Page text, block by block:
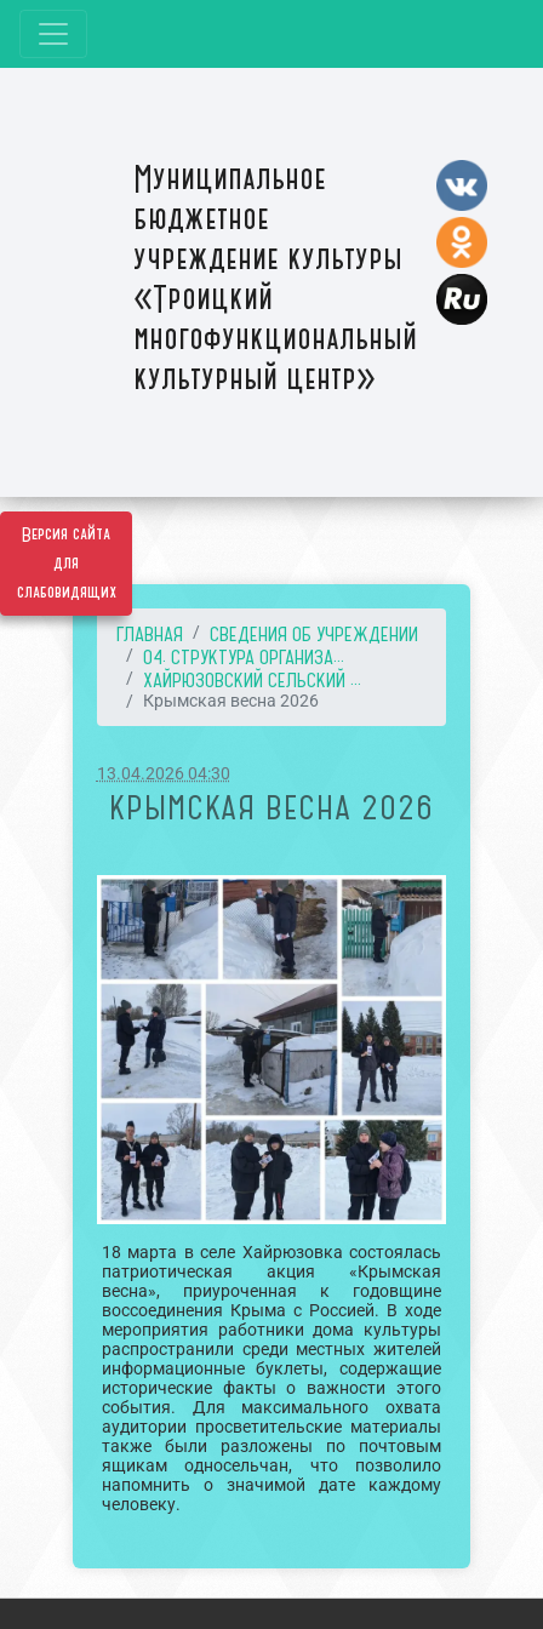
Версия сайта
для
слабовидящих
Муниципальное
бюджетное
учреждение культуры
«Троицкий
многофункциональный
культурный центр»
ГЛАВНАЯ
СВЕДЕНИЯ ОБ УЧРЕЖДЕНИИ
04. СТРУКТУРА ОРГАНИЗА...
ХАЙРЮЗОВСКИЙ СЕЛЬСКИЙ ...
Крымская весна 2026
13.04.2026 04:30
КРЫМСКАЯ ВЕСНА 2026
18 марта в селе Хайрюзовка состоялась
патриотическая акция «Крымская
весна», приуроченная к годовщине
воссоединения Крыма с Россией. В ходе
мероприятия работники дома культуры
распространили среди местных жителей
информационные буклеты, содержащие
исторические факты о важности этого
события. Для максимального охвата
аудитории просветительские материалы
также были разложены по почтовым
ящикам односельчан, что позволило
напомнить о значимой дате каждому
человеку.